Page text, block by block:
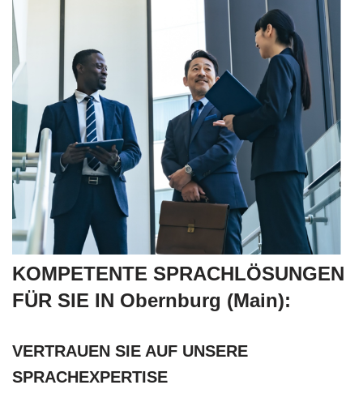
KOMPETENTE SPRACHLÖSUNGEN
FÜR SIE IN Obernburg (Main):
VERTRAUEN SIE AUF UNSERE
SPRACHEXPERTISE